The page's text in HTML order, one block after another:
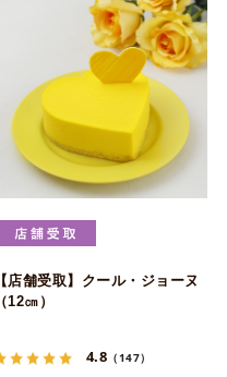
【店舗受取】クール・ジョーヌ
（12㎝）
4.8 （147）